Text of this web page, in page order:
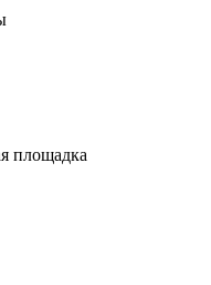
площадка